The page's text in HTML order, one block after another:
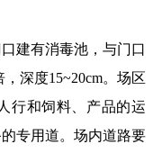
建有消毒池，与门口
深度15~20cm。场区
行和饲料、产品的运
专用道。场内道路要